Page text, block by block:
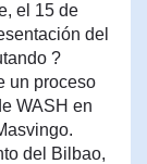
el 15 de
del
?
un proceso
WASH en
del Bilbao,